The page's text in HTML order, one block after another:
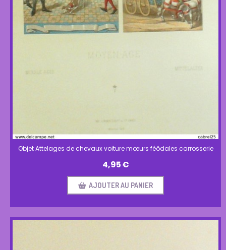
Objet Attelages de chevaux voiture mœurs féôdales carrosserie
4,95€
AJOUTER AU PANIER